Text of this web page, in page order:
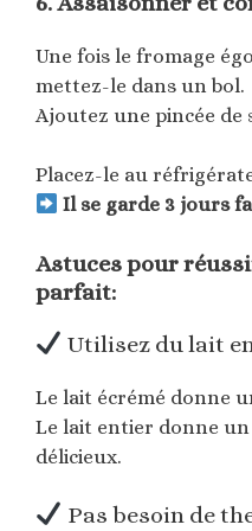
Une fois le fromage
mettez-le dans un bol.
Ajoutez une pincée de
Placez-le au
Il se garde 3 jours
Astuces pour
parfait:
Utilisez du lait
Le lait écrémé donne
Le lait entier donne
délicieux.
Pas besoin de